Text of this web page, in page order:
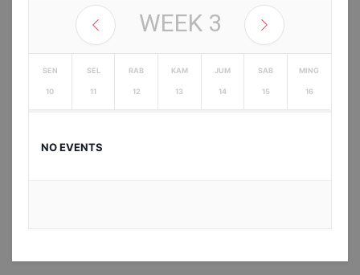
WEEK 3
SEN
10
SEL
11
RAB
12
KAM
13
JUM
14
SAB
15
MING
16
NO EVENTS